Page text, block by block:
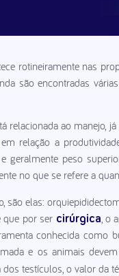
rotineiramente nas
são encontradas
relacionada ao manejo,
relação a
geralmente peso
no que se refere a
são elas:
que por ser cirúrgica , o
conhecida como
e os animais
testículos, o valor da